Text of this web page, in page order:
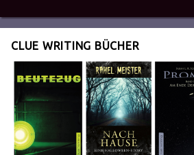
CLUE WRITING BÜCHER